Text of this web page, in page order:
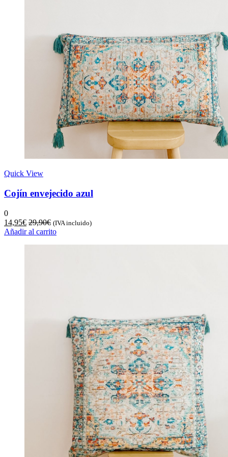
Quick View
Cojín envejecido azul
0
14,95€ 29,90€ (IVA incluido)
Añadir al carrito